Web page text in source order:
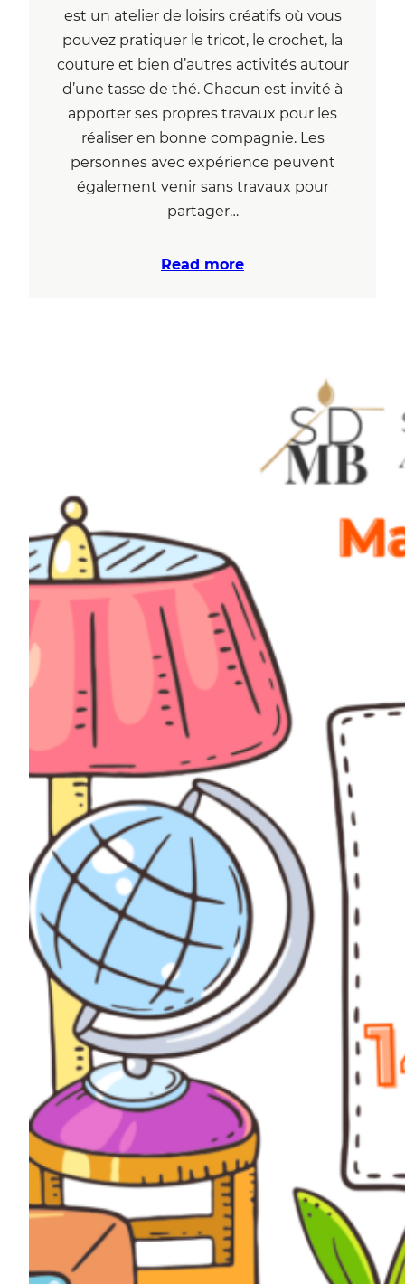
est un atelier de loisirs créatifs où vous
pouvez pratiquer le tricot, le crochet, la
couture et bien d’autres activités autour
d’une tasse de thé. Chacun est invité à
apporter ses propres travaux pour les
réaliser en bonne compagnie. Les
personnes avec expérience peuvent
également venir sans travaux pour
partager…
Read more